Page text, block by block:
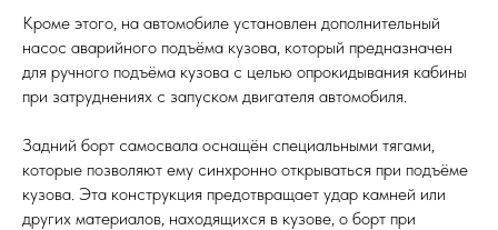
Кроме этого, на автомобиле установлен дополнительный
насос аварийного подъёма кузова, который предназначен
для ручного подъёма кузова с целью опрокидывания кабины
при затруднениях с запуском двигателя автомобиля.
Задний борт самосвала оснащён специальными тягами,
которые позволяют ему синхронно открываться при подъёме
кузова. Эта конструкция предотвращает удар камней или
других материалов, находящихся в кузове, о борт при